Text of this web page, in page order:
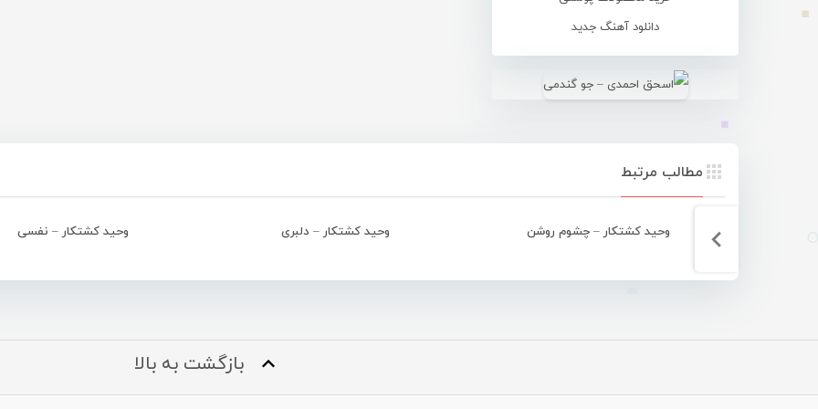
دانلود آهنگ جدید
مطالب مرتبط
وحید کشتکار – چشوم روشن وحید کشتکار – دلبری وحید کشتکار – نفسی
بازگشت به بالا